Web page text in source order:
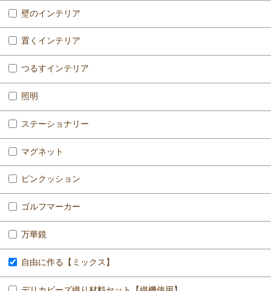
壁のインテリア
置くインテリア
つるすインテリア
照明
ステーショナリー
マグネット
ピンクッション
ゴルフマーカー
万華鏡
自由に作る【ミックス】